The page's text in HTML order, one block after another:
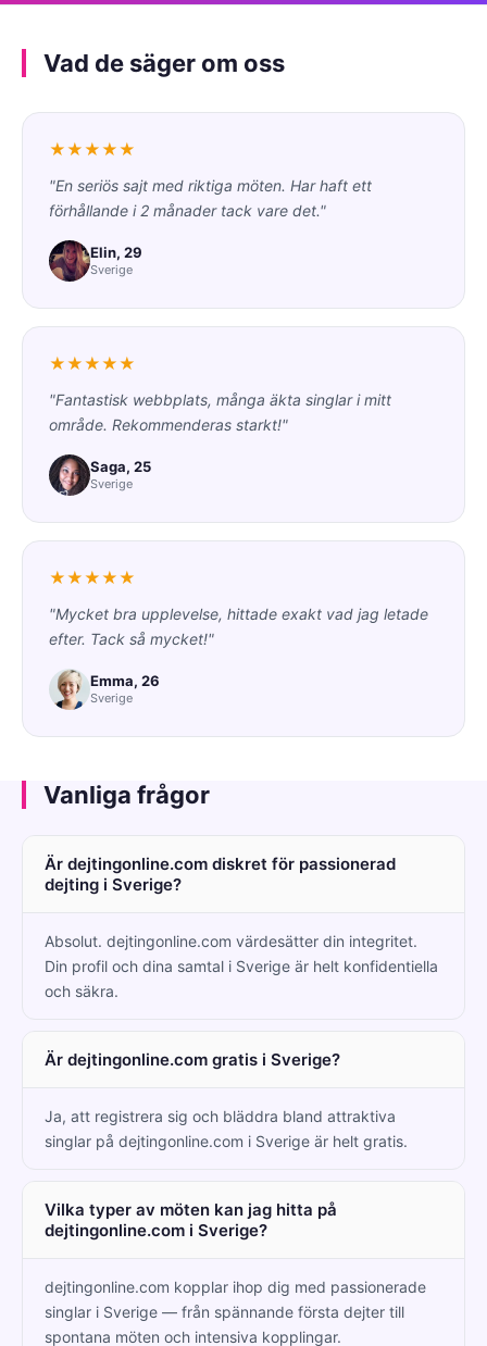
Vad de säger om oss
★★★★★
"En seriös sajt med riktiga möten. Har haft ett
förhållande i 2 månader tack vare det."
Elin, 29
Sverige
★★★★★
"Fantastisk webbplats, många äkta singlar i mitt
område. Rekommenderas starkt!"
Saga, 25
Sverige
★★★★★
"Mycket bra upplevelse, hittade exakt vad jag letade
efter. Tack så mycket!"
Emma, 26
Sverige
Vanliga frågor
Är dejtingonline.com diskret för passionerad
dejting i Sverige?
Absolut. dejtingonline.com värdesätter din integritet.
Din profil och dina samtal i Sverige är helt konfidentiella
och säkra.
Är dejtingonline.com gratis i Sverige?
Ja, att registrera sig och bläddra bland attraktiva
singlar på dejtingonline.com i Sverige är helt gratis.
Vilka typer av möten kan jag hitta på
dejtingonline.com i Sverige?
dejtingonline.com kopplar ihop dig med passionerade
singlar i Sverige — från spännande första dejter till
spontana möten och intensiva kopplingar.